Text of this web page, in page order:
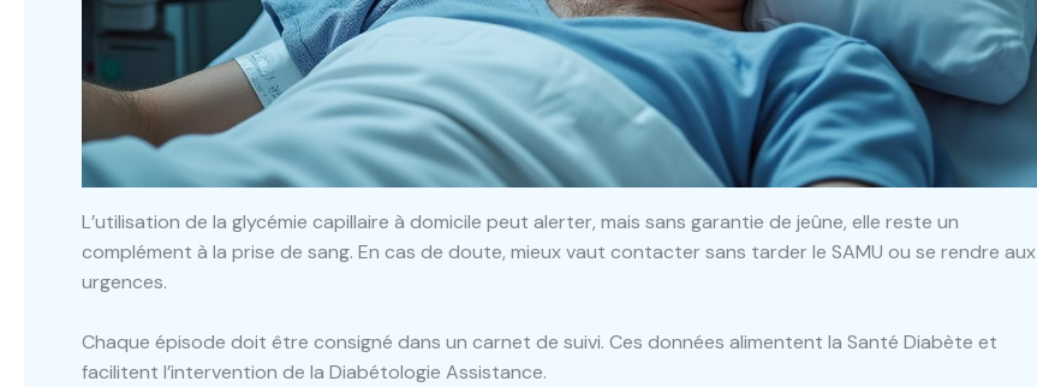
L’utilisation de la glycémie capillaire à domicile peut alerter, mais sans garantie de jeûne, elle reste un
complément à la prise de sang. En cas de doute, mieux vaut contacter sans tarder le SAMU ou se rendre aux
urgences.
Chaque épisode doit être consigné dans un carnet de suivi. Ces données alimentent la Santé Diabète et
facilitent l’intervention de la Diabétologie Assistance.